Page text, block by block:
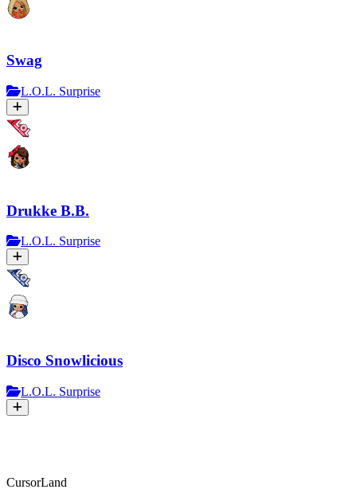
Swag
L.O.L. Surprise
Drukke B.B.
L.O.L. Surprise
Disco Snowlicious
L.O.L. Surprise
CursorLand